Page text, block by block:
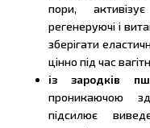
пори, активізує
регенеруючі і
зберігати
цінно під час
із зародків
проникаючою
підсилює